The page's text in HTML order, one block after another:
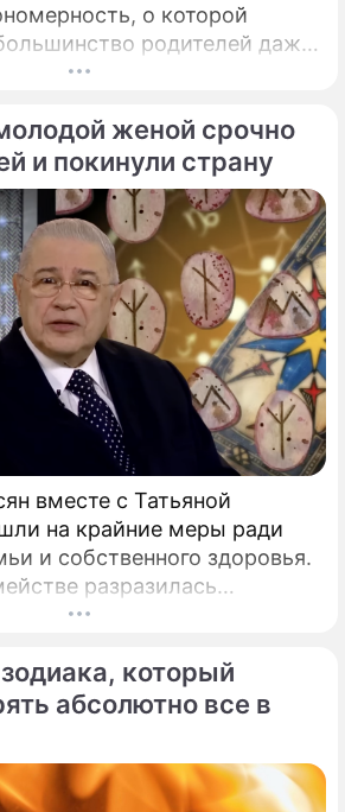
о которой
родителей даже
Привычка дарить ребенку
в младшем
обворачивается
в учебе.
женой срочно
и покинули страну
вместе с Татьяной
на крайние меры ради
и собственного здоровья.
разразилась
драма, которая вынудила
который
абсолютно все в